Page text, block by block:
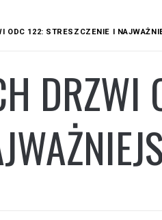
ODC 122: STRESZCZENIE I
DRZWI